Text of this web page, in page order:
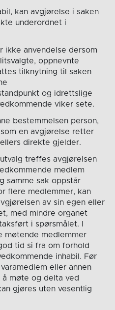
kan avgjørelse i saken
underordnet i
anvendelse dersom
oppnevnte
tilknytning til saken
og idrettslige
viker sete.
bestemmelsen person,
en avgjørelse retter
direkte gjelder.
treffes avgjørelsen
medlem
samme sak oppstår
flere medlemmer, kan
av sin egen eller
med mindre organet
i spørsmålet. I
møtende medlemmer
tid si fra om forhold
inhabil. Før
eller annen
møte og delta ved
gjøres uten vesentlig